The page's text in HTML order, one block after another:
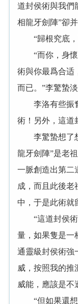
道封侯術與我們
相龍牙劍陣”卻
“歸根究底，
“而你，身懷
術與你最爲合适
而已。”李驚蟄淡
李洛有些振奮
術！另外，這道
李驚蟄想了想
龍牙劍陣”是老
一脈創造出第二
成，而且此後老
中，于是此術就
“這道封侯術
量，如果隻是一
通靈級封侯術強
威，按照我的推
威能，應該是不
“但如果還想